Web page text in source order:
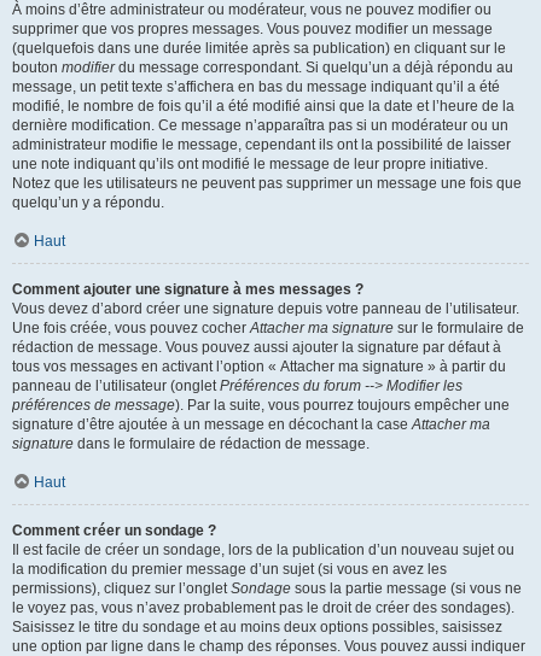
À moins d’être administrateur ou modérateur, vous ne pouvez modifier ou
supprimer que vos propres messages. Vous pouvez modifier un message
(quelquefois dans une durée limitée après sa publication) en cliquant sur le
bouton modifierdu message correspondant. Si quelqu’un a déjà répondu au
message, un petit texte s’affichera en bas du message indiquant qu’il a été
modifié, le nombre de fois qu’il a été modifié ainsi que la date et l’heure de la
dernière modification. Ce message n’apparaîtra pas si un modérateur ou un
administrateur modifie le message, cependant ils ont la possibilité de laisser
une note indiquant qu’ils ont modifié le message de leur propre initiative.
Notez que les utilisateurs ne peuvent pas supprimer un message une fois que
quelqu’un y a répondu.
Haut
Comment ajouter une signature à mes messages ?
Vous devez d’abord créer une signature depuis votre panneau de l’utilisateur.
Une fois créée, vous pouvez cocherAttacher ma signature sur le formulaire de
rédaction de message. Vous pouvez aussi ajouter la signature par défaut à
tous vos messages en activant l’option « Attacher ma signature » à partir du
panneau de l’utilisateur (ongletPréférences du forum --> Modifier les
préférences de message). Par la suite, vous pourrez toujours empêcher une
signature d’être ajoutée à un message en décochant la caseAttacher ma
signature dans le formulaire de rédaction de message.
Haut
Comment créer un sondage ?
Il est facile de créer un sondage, lors de la publication d’un nouveau sujet ou
la modification du premier message d’un sujet (si vous en avez les
permissions), cliquez sur l’ongletSondage sous la partie message (si vous ne
le voyez pas, vous n’avez probablement pas le droit de créer des sondages).
Saisissez le titre du sondage et au moins deux options possibles, saisissez
une option par ligne dans le champ des réponses. Vous pouvez aussi indiquer